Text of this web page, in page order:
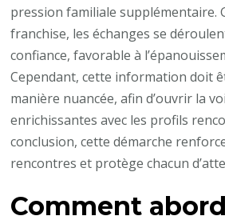
pression familiale supplémentaire.
franchise, les échanges se
confiance, favorable à
Cependant, cette information doit
manière nuancée, afin d’ouvrir la
enrichissantes avec les profils
conclusion, cette démarche
rencontres et protège chacun
Comment